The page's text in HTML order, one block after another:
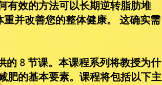
有效的方法可以长期逆转脂肪堆
并改善您的整体健康。 这确实需
8 节课。本课程系列将教授为什
肥的基本要素。课程将包括以下主